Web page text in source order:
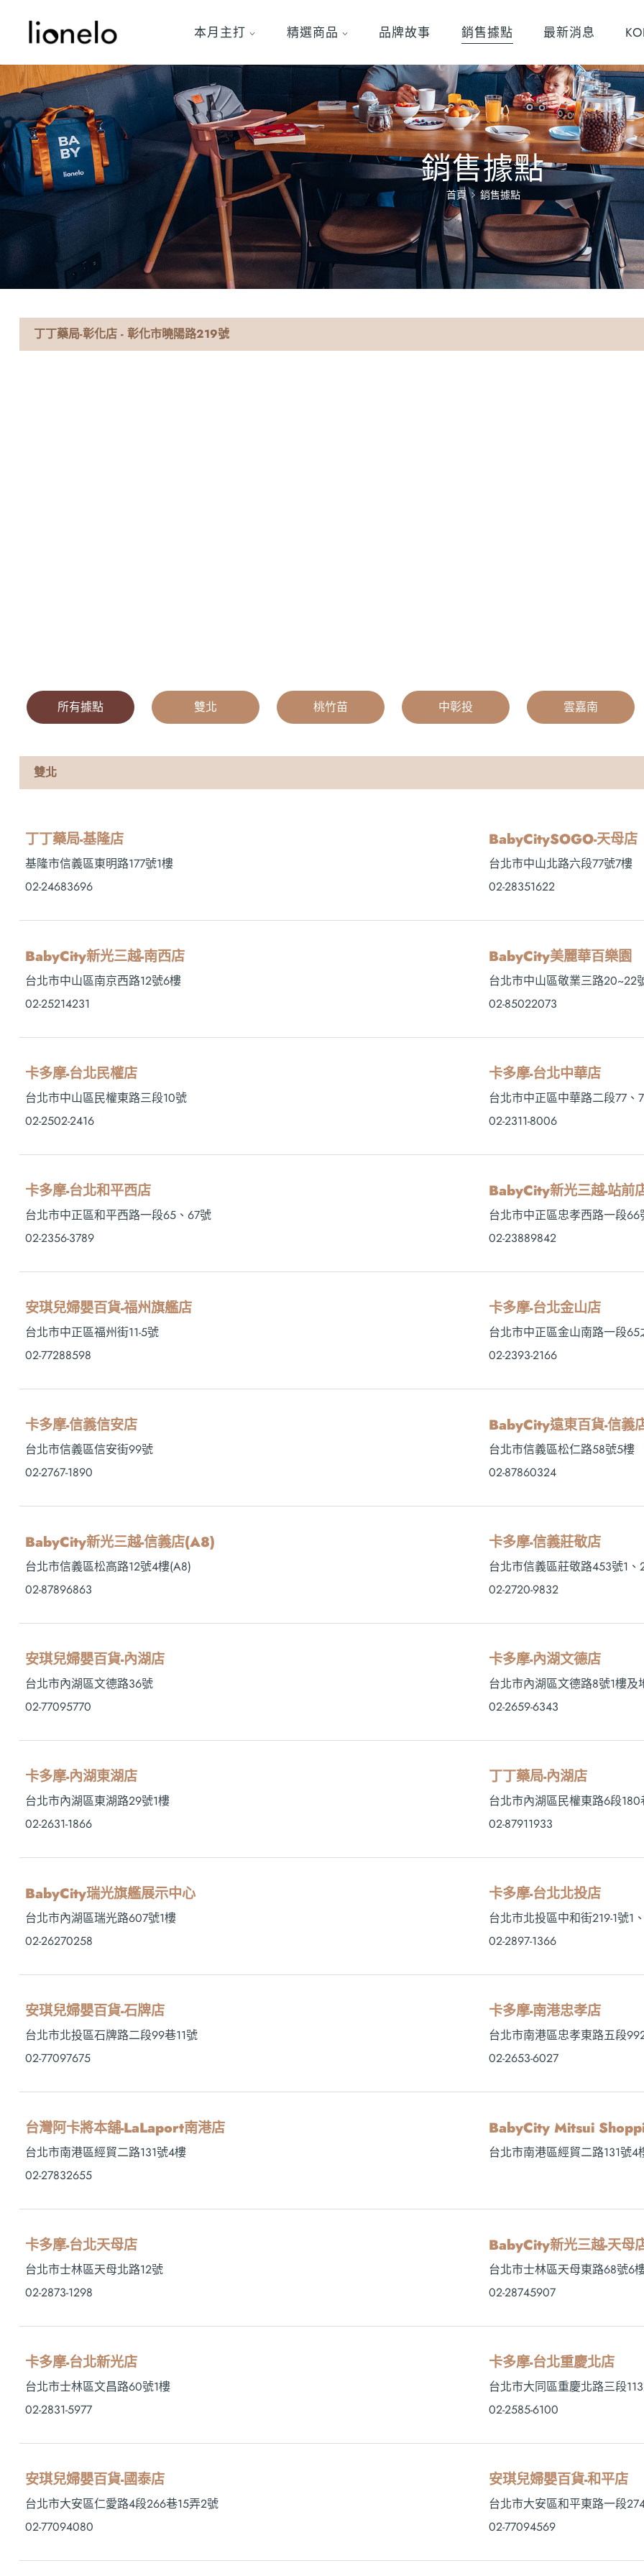
本月主打 精選商品 品牌故事 銷售據點 最新消息
銷售據點
首頁 銷售據點
丁丁藥局-彰化店 - 彰化市曉陽路219號
所有據點 雙北 桃竹苗 中彰投 雲嘉南
雙北
丁丁藥局-基隆店
基隆市信義區東明路177號1樓
02-24683696
BabyCitySOGO-天母店
台北市中山北路六段77號7樓
02-28351622
BabyCity新光三越-南西店
台北市中山區南京西路12號6樓
02-25214231
BabyCity美麗華百樂園
台北市中山區敬業三路20~22
02-85022073
卡多摩-台北民權店
台北市中山區民權東路三段10號
02-2502-2416
卡多摩-台北中華店
台北市中正區中華路二段77、
02-2311-8006
卡多摩-台北和平西店
台北市中正區和平西路一段65、67號
02-2356-3789
BabyCity新光三越-站前
台北市中正區忠孝西路一段66
02-23889842
安琪兒婦嬰百貨-福州旗艦店
台北市中正區福州街11-5號
02-77288598
卡多摩-台北金山店
台北市中正區金山南路一段
02-2393-2166
卡多摩-信義信安店
台北市信義區信安街99號
02-2767-1890
BabyCity遠東百貨-信義
台北市信義區松仁路58號5樓
02-87860324
BabyCity新光三越-信義店(A8)
台北市信義區松高路12號4樓(A8)
02-87896863
卡多摩-信義莊敬店
台北市信義區莊敬路453號1、
02-2720-9832
安琪兒婦嬰百貨-內湖店
台北市內湖區文德路36號
02-77095770
卡多摩-內湖文德店
台北市內湖區文德路8號1樓及
02-2659-6343
卡多摩-內湖東湖店
台北市內湖區東湖路29號1樓
02-2631-1866
丁丁藥局-內湖店
台北市內湖區民權東路6段
02-87911933
BabyCity瑞光旗艦展示中心
台北市內湖區瑞光路607號1樓
02-26270258
卡多摩-台北北投店
台北市北投區中和街219-1號1
02-2897-1366
安琪兒婦嬰百貨-石牌店
台北市北投區石牌路二段99巷11號
02-77097675
卡多摩-南港忠孝店
台北市南港區忠孝東路五段
02-2653-6027
台灣阿卡將本舖-LaLaport南港店
台北市南港區經貿二路131號4樓
02-27832655
BabyCity Mitsui
台北市南港區經貿二路131號4
卡多摩-台北天母店
台北市士林區天母北路12號
02-2873-1298
BabyCity新光三越-天母
台北市士林區天母東路68號6
02-28745907
卡多摩-台北新光店
台北市士林區文昌路60號1樓
02-2831-5977
卡多摩-台北重慶北店
台北市大同區重慶北路三段
02-2585-6100
安琪兒婦嬰百貨-國泰店
台北市大安區仁愛路4段266巷15弄2號
02-77094080
安琪兒婦嬰百貨-和平店
台北市大安區和平東路一段
02-77094569